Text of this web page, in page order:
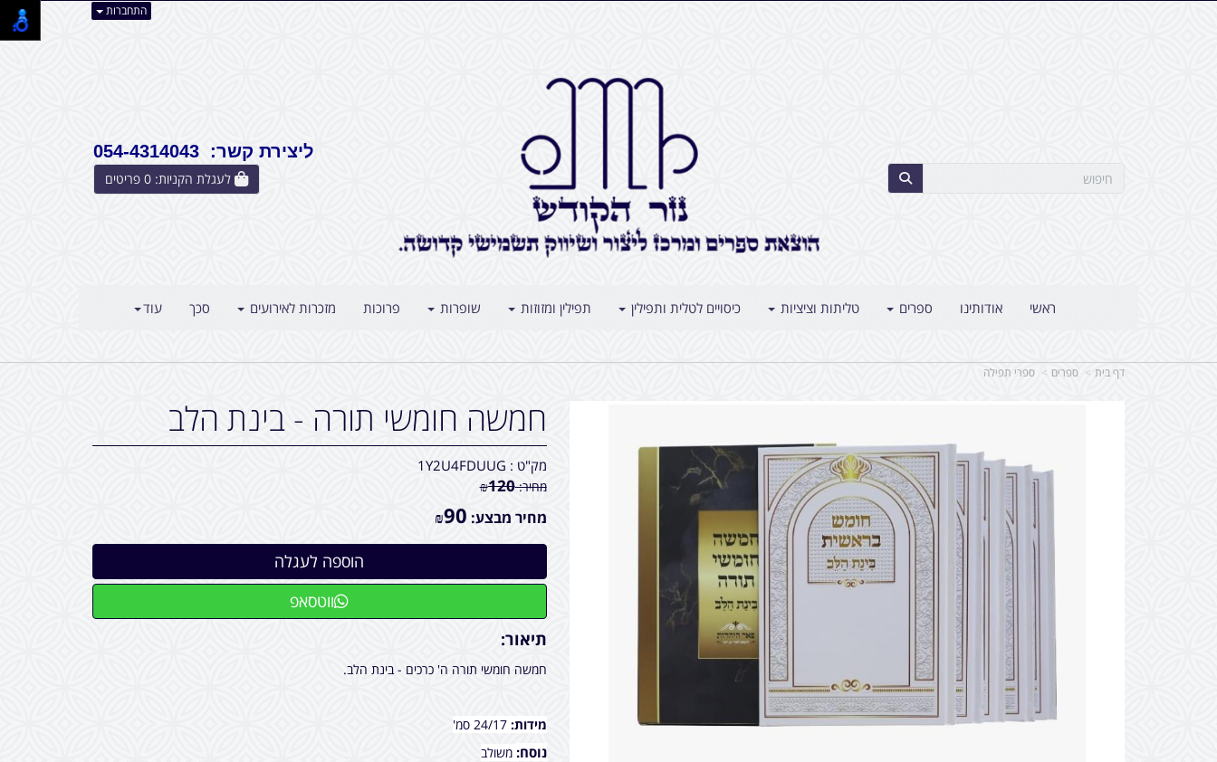
התחברות
ליצירת קשר: 054-4314043
0
ראשי אודותינו ספרים טליתות וציציות כיסויים לטלית ותפילין תפילין ומזוזות שופרות פרוכות מזכרות לאירועים סכך עוד
דף בית ספרים ספרי תפילה
חמשה חומשי תורה - בינת הלב
מק"ט : 1Y2U4FDUUG
מחיר: ₪120
מחיר מבצע: ₪90
ווטסאפ
תיאור:
חמשה חומשי תורה ה' כרכים - בינת הלב.
מידות: 24/17 סמ'
נוסח: משולב